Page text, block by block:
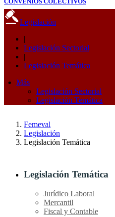
Legislación
|
Legislación Sectorial
|
Legislación Temática
Más
Legislación Sectorial
Legislación Temática
Femeval
Legislación
Legislación Temática
Legislación Temática
Jurídico Laboral
Mercantil
Fiscal y Contable